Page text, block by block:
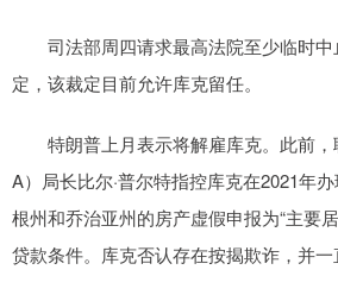
司法部周四请求最高法院至少临时中
定，该裁定目前允许库克留任。
特朗普上月表示将解雇库克。此前，
A）局长比尔·普尔特指控库克在2021年
根州和乔治亚州的房产虚假申报为“主要
贷款条件。库克否认存在按揭欺诈，并一